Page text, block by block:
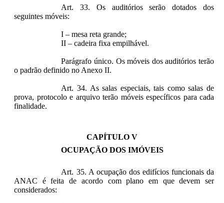
Art. 33. Os auditórios serão dotados dos
seguintes móveis:
I – mesa reta grande;
II – cadeira fixa empilhável.
Parágrafo único. Os móveis dos auditórios terão
o padrão definido no Anexo II.
Art. 34. As salas especiais, tais como salas de
prova, protocolo e arquivo terão móveis específicos para cada
finalidade.
CAPÍTULO V
OCUPAÇÃO DOS IMÓVEIS
Art. 35. A ocupação dos edifícios funcionais da
ANAC é feita de acordo com plano em que devem ser
considerados: